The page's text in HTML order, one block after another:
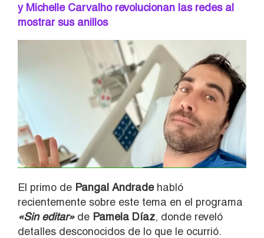
y Michelle Carvalho revolucionan las redes al
mostrar sus anillos
El primo de Pangal Andradehabló
recientemente sobre este tema en el programa
«Sin editar»de Pamela Díaz, donde reveló
detalles desconocidos de lo que le ocurrió.